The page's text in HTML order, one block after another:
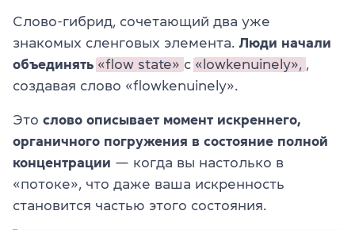
Слово-гибрид, сочетающий два уже
знакомых сленговых элемента. Люди начали
объединять «flow state» с «lowkenuinely», ,
создавая слово «flowkenuinely».
Это слово описывает момент искреннего,
органичного погружения в состояние полной
концентрации — когда вы настолько в
«потоке», что даже ваша искренность
становится частью этого состояния.